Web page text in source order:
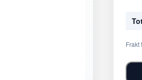
Frakt